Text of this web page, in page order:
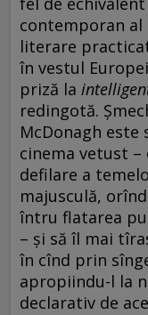
contemporan
literare
în vestul
priză la
redingotă.
McDonagh este
cinema vetust –
defilare a
majusculă,
întru flatarea
– și să îl mai
în cînd prin
apropiindu-l la
declarativ de